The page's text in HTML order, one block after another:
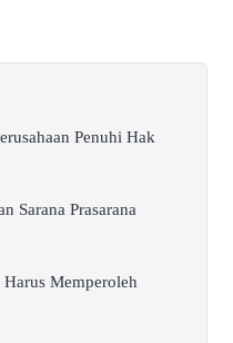
Penuhi Hak
Sarana Prasarana
Memperoleh